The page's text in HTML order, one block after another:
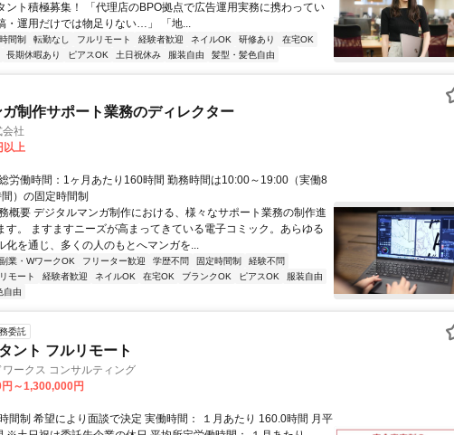
ント積極募集！ 「代理店のBPO拠点で広告運用実務に携わってい
・運用だけでは物足りない…」 「地...
間制 転勤なし フルリモート 経験者歓迎 ネイルOK 研修あり
在宅OK
長期休暇あり ピアスOK 土日祝休み 服装自由 髪型・髪色自由
制作サポート業務のディレクター
社
以上
労働時間：1ヶ月あたり160時間 勤務時間は10:00～19:00（実働8
）の固定時間制
概要 デジタルマンガ制作における、様々なサポート業務の制作進
す。 ますますニーズが高まってきている電子コミック。あらゆる
化を通じ、多くの人のもとへマンガを...
副業・WワークOK フリーター歓迎 学歴不問 固定時間制
経験不問
モート 経験者歓迎 ネイルOK 在宅OK ブランクOK ピアスOK
服装自由
自由
委託
ント フルリモート
ークス コンサルティング
～1,300,000円
間制 希望により面談で決定 実働時間： １月あたり 160.0時間 月平